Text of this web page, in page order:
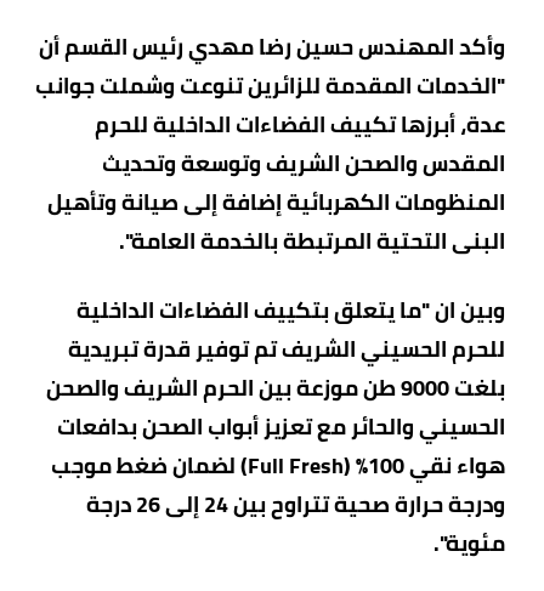
وأكد المهندس حسين رضا مهدي رئيس القسم أن
"الخدمات المقدمة للزائرين تنوعت وشملت جوانب
عدة، أبرزها تكييف الفضاءات الداخلية للحرم
المقدس والصحن الشريف وتوسعة وتحديث
المنظومات الكهربائية إضافة إلى صيانة وتأهيل
البنى التحتية المرتبطة بالخدمة العامة".
وبين ان "ما يتعلق بتكييف الفضاءات الداخلية
للحرم الحسيني الشريف تم توفير قدرة تبريدية
بلغت 9000 طن موزعة بين الحرم الشريف والصحن
الحسيني والحائر مع تعزيز أبواب الصحن بدافعات
هواء نقي 100% (Full Fresh) لضمان ضغط موجب
ودرجة حرارة صحية تتراوح بين 24 إلى 26 درجة
مئوية".